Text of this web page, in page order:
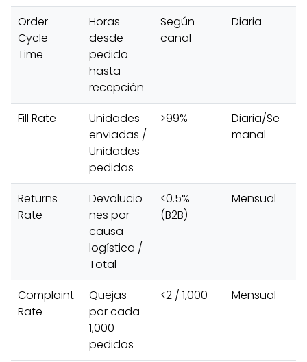
Order
Cycle
Time
Horas
desde
pedido
hasta
recepción
Según
canal
Diaria
Fill Rate
Unidades
enviadas /
Unidades
pedidas
>99%
Diaria/Se
manal
Returns
Rate
Devolucio
nes por
causa
logística /
Total
<0.5%
(B2B)
Mensual
Complaint
Rate
Quejas
por cada
1,000
pedidos
<2 / 1,000 Mensual